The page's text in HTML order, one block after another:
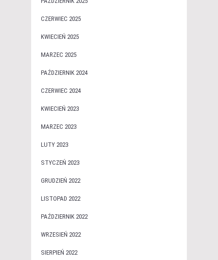
CZERWIEC 2025
KWIECIEŃ 2025
MARZEC 2025
PAŹDZIERNIK 2024
CZERWIEC 2024
KWIECIEŃ 2023
MARZEC 2023
LUTY 2023
STYCZEŃ 2023
GRUDZIEŃ 2022
LISTOPAD 2022
PAŹDZIERNIK 2022
WRZESIEŃ 2022
SIERPIEŃ 2022